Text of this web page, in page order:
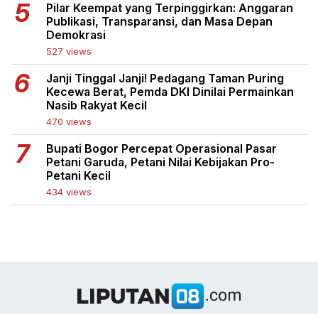
Pilar Keempat yang Terpinggirkan: Anggaran
Publikasi, Transparansi, dan Masa Depan
Demokrasi
527 views
Janji Tinggal Janji! Pedagang Taman Puring
Kecewa Berat, Pemda DKI Dinilai Permainkan
Nasib Rakyat Kecil
470 views
Bupati Bogor Percepat Operasional Pasar
Petani Garuda, Petani Nilai Kebijakan Pro-
Petani Kecil
434 views